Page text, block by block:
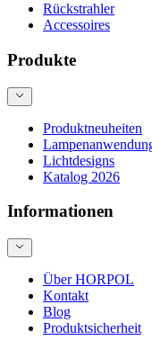
Rückstrahler
Accessoires
Produkte
Produktneuheiten
Lichtdesigns
Katalog 2026
Informationen
Über HORPOL
Kontakt
Blog
Produktsicherheit